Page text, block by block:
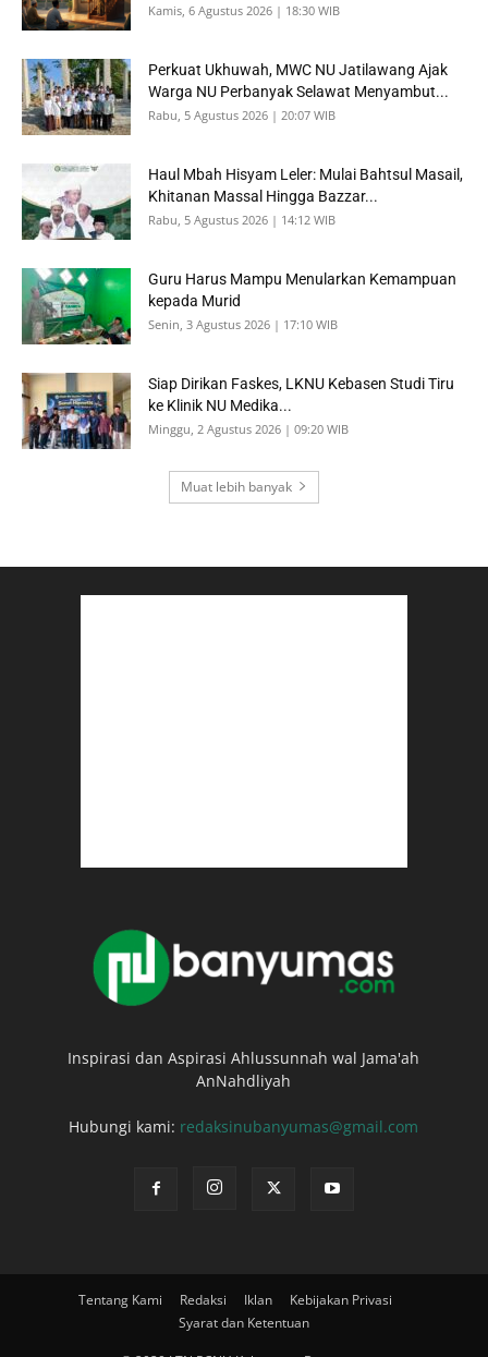
Kamis, 6 Agustus 2026 | 18:30 WIB
Perkuat Ukhuwah, MWC NU Jatilawang Ajak
Warga NU Perbanyak Selawat Menyambut...
Rabu, 5 Agustus 2026 | 20:07 WIB
Haul Mbah Hisyam Leler: Mulai Bahtsul Masail,
Khitanan Massal Hingga Bazzar...
Rabu, 5 Agustus 2026 | 14:12 WIB
Guru Harus Mampu Menularkan Kemampuan
kepada Murid
Senin, 3 Agustus 2026 | 17:10 WIB
Siap Dirikan Faskes, LKNU Kebasen Studi Tiru
ke Klinik NU Medika...
Minggu, 2 Agustus 2026 | 09:20 WIB
Muat lebih banyak
Inspirasi dan Aspirasi Ahlussunnah wal Jama'ah
AnNahdliyah
Hubungi kami: redaksinubanyumas@gmail.com
Tentang Kami Redaksi Iklan
Kebijakan Privasi
Syarat dan Ketentuan